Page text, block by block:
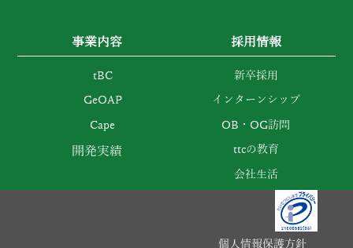
事業内容
tBC
GeOAP
Cape
開発実績
採用情報
新卒採用
インターンシップ
OB・OG訪問
ttcの教育
会社生活
個人情報保護方針